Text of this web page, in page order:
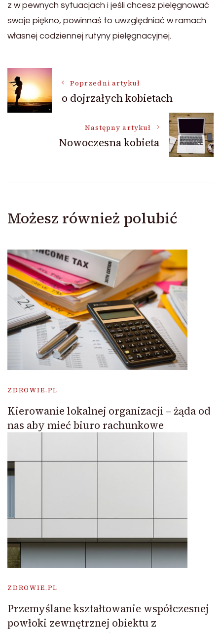
z w pewnych sytuacjach i jeśli chcesz pielęgnować
swoje piękno, powinnaś to uwzględniać w ramach
własnej codziennej rutyny pielęgnacyjnej.
Nawigacja
wpisu
Poprzedni artykuł
o dojrzałych kobietach
Następny artykuł
Nowoczesna kobieta
Możesz również polubić
ZDROWIE.PL
Kierowanie lokalnej organizacji – żąda od
nas aby mieć biuro rachunkowe
ZDROWIE.PL
Przemyślane kształtowanie współczesnej
powłoki zewnętrznej obiektu z